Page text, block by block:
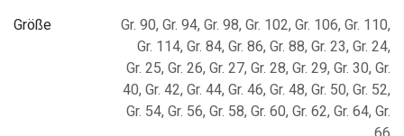
Größe Gr. 90,Gr. 94,Gr. 98,Gr. 102,Gr. 106,Gr. 110,
Gr. 114,Gr. 84,Gr. 86,Gr. 88,Gr. 23,Gr. 24,
Gr. 25,Gr. 26,Gr. 27,Gr. 28,Gr. 29,Gr. 30,Gr.
40,Gr. 42,Gr. 44,Gr. 46,Gr. 48,Gr. 50,Gr. 52,
Gr. 54,Gr. 56,Gr. 58,Gr. 60,Gr. 62,Gr. 64,Gr.